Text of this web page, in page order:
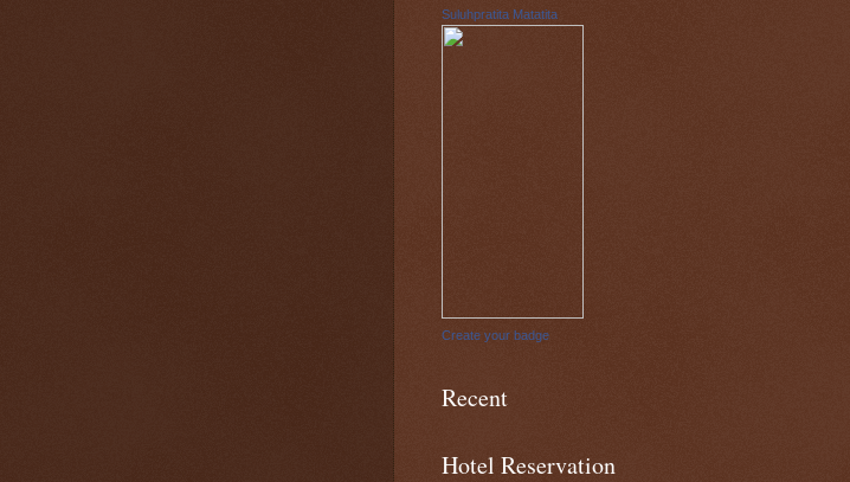
Suluhpratita Matatita
Create your badge
Recent
Hotel Reservation